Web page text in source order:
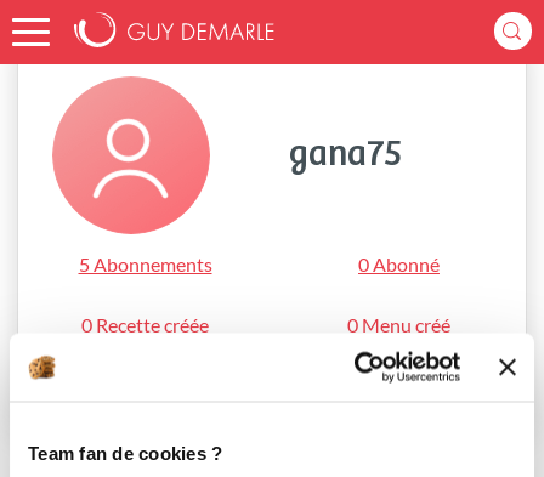
Team fan de cookies ?
Accueil gana75
gana75
5 Abonnements 0 Abonné
0 Recette créée 0 Menu créé